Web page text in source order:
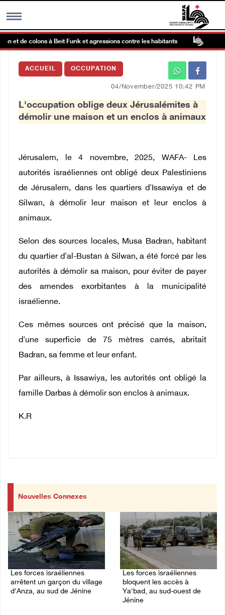
MENU
Galerie d’images
Centre palestinien
English
et de colons à Beit Furik et agressions contre les habitants
ACCUEIL OCCUPATION
04/November/2025 10:42 PM
L'occupation oblige deux Jérusalémites à
démolir une maison et un enclos à animaux
Jérusalem, le 4 novembre, 2025, WAFA- Les
autorités israéliennes ont obligé deux Palestiniens
de Jérusalem, dans les quartiers d'Issawiya et de
Silwan, à démolir leur maison et leur enclos à
animaux.
Selon des sources locales, Musa Badran, habitant
du quartier d'al-Bustan à Silwan, a été forcé par les
autorités à démolir sa maison, pour éviter de payer
des amendes exorbitantes à la municipalité
israélienne.
Ces mêmes sources ont précisé que la maison,
d'une superficie de 75 mètres carrés, abritait
Badran, sa femme et leur enfant.
Par ailleurs, à Issawiya, les autorités ont obligé la
famille Darbas à démolir son enclos à animaux.
K.R
Nouvelles Connexes
Les forces israéliennes
arrêtent un garçon du village
d'Anza, au sud de Jénine
Les forces israéliennes
bloquent les accès à
Ya'bad, au sud-ouest de
Jénine